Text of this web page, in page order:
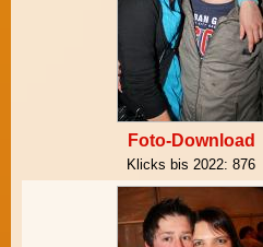
Foto-Download
Klicks bis 2022: 876